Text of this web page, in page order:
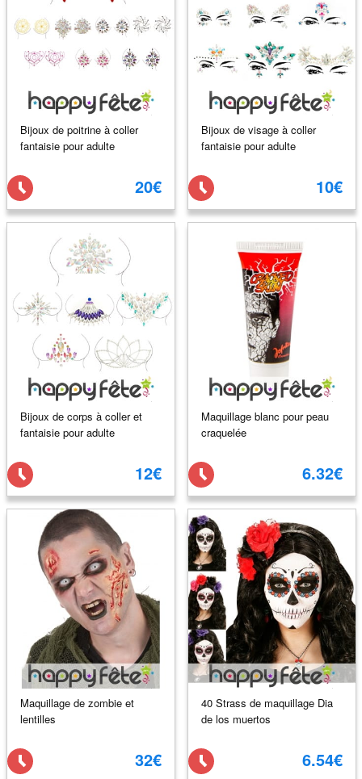
Bijoux de poitrine à coller
fantaisie pour adulte
20€
Bijoux de visage à coller
fantaisie pour adulte
10€
Bijoux de corps à coller et
fantaisie pour adulte
12€
Maquillage blanc pour peau
craquelée
6.32€
Maquillage de zombie et
lentilles
32€
40 Strass de maquillage Dia
de los muertos
6.54€